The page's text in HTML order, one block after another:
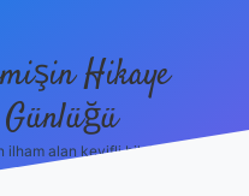
Hikaye
Günlüğü
ilham alan keyifli bilgiler!